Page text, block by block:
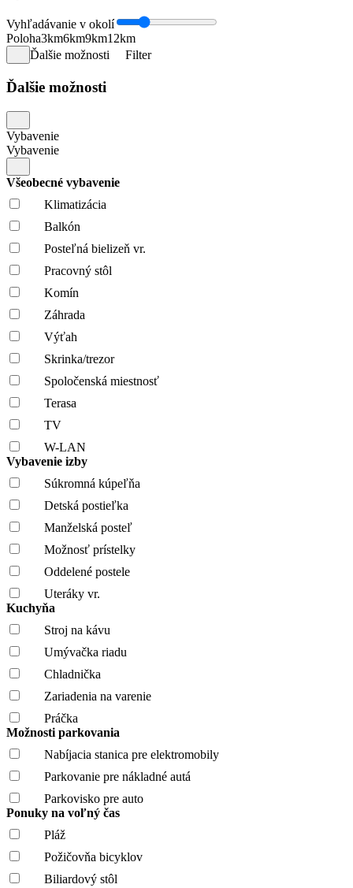
Vyhľadávanie v okolí
Poloha3km6km9km12km
Ďalšie možnosti
Filter
Ďalšie možnosti
Vybavenie
Vybavenie
Všeobecné vybavenie
Klimatizácia
Balkón
Posteľná bielizeň vr.
Pracovný stôl
Komín
Záhrada
Výťah
Skrinka/trezor
Spoločenská miestnosť
Terasa
TV
W-LAN
Vybavenie izby
Súkromná kúpeľňa
Detská postieľka
Manželská posteľ
Možnosť prístelky
Oddelené postele
Uteráky vr.
Kuchyňa
Stroj na kávu
Umývačka riadu
Chladnička
Zariadenia na varenie
Práčka
Možnosti parkovania
Nabíjacia stanica pre elektromobily
Parkovanie pre nákladné autá
Parkovisko pre auto
Ponuky na voľný čas
Pláž
Požičovňa bicyklov
Biliardový stôl